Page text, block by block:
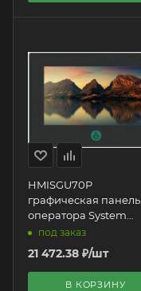
HMISGU70P
графическая панель
оператора System
Electric | 7" HMI
под заказ
21 472.38 ₽/шт
В КОРЗИНУ